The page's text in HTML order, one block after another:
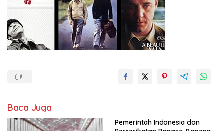
Baca Juga
Pemerintah Indonesia dan